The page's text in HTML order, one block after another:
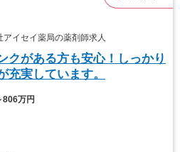
イセイ薬局の薬剤師求人
クがある方も安心！しっかり
充実しています。
806万円